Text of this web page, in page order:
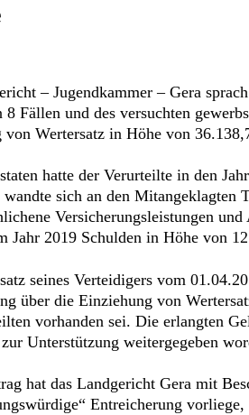
– Jugendkammer – Gera
8 Fällen und des versuchten
von Wertersatz in Höhe von
hatte der Verurteilte in den
sich an den Mitangeklagten
Versicherungsleistungen
Jahr 2019 Schulden in Höhe von
seines Verteidigers vom
über die Einziehung von
vorhanden sei. Die erlangten
Unterstützung weitergegeben
hat das Landgericht Gera mit
Entreicherung